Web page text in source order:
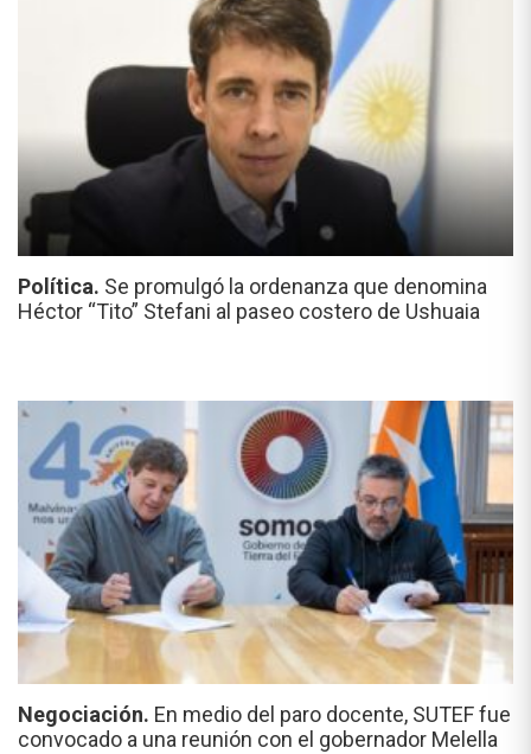
Política. Se promulgó la ordenanza que denomina
Héctor “Tito” Stefani al paseo costero de Ushuaia
Negociación. En medio del paro docente, SUTEF fue
convocado a una reunión con el gobernador Melella